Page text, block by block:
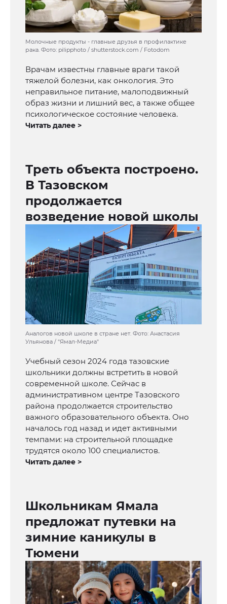
Молочные продукты - главные друзья в профилактике
рака. Фото: pilipphoto / shutterstock.com / Fotodom
Врачам известны главные враги такой
тяжелой болезни, как онкология. Это
неправильное питание, малоподвижный
образ жизни и лишний вес, а также общее
психологическое состояние человека.
Читать далее >
Треть объекта построено.
В Тазовском
продолжается
возведение новой школы
Аналогов новой школе в стране нет. Фото: Анастасия
Ульянова / "Ямал-Медиа"
Учебный сезон 2024 года тазовские
школьники должны встретить в новой
современной школе. Сейчас в
административном центре Тазовского
района продолжается строительство
важного образовательного объекта. Оно
началось год назад и идет активными
темпами: на строительной площадке
трудятся около 100 специалистов.
Читать далее >
Школьникам Ямала
предложат путевки на
зимние каникулы в
Тюмени